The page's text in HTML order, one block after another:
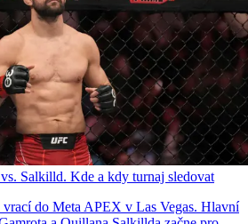
Salkilld. Kde a kdy turnaj sledovat
vrací do Meta APEX v Las Vegas. Hlavní